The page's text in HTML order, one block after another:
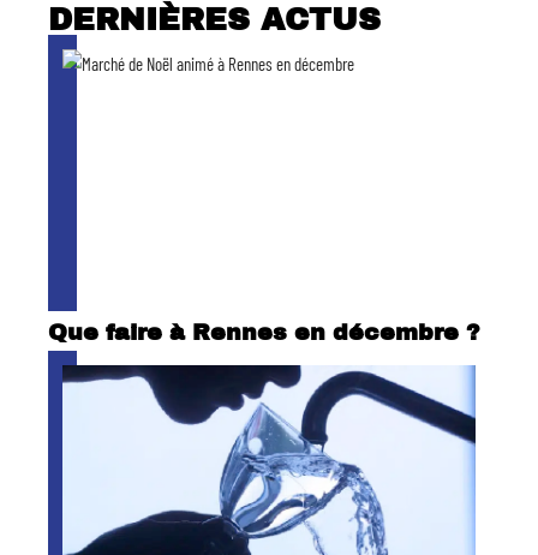
DERNIÈRES ACTUS
Que faire à Rennes en décembre ?